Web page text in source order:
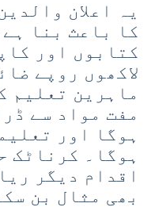
یہ اعلان
کا باعث بنا
کتابوں اور
لاکھوں روپے
ماہرین تعلیم
مفت مواد سے
ہوگا اور
ہوگا۔ کرناٹک
اقدام دیگر
بھی مثال بن